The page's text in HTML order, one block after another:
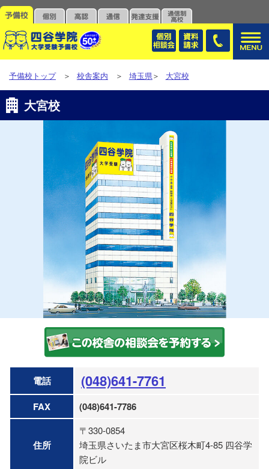
予備校トップ＞校舎案内＞埼玉県＞大宮校
大宮校
電話 (048)641-7761
FAX (048)641-7786
住所
〒330-0854
埼玉県さいたま市大宮区桜木町4-85 四谷学
院ビル